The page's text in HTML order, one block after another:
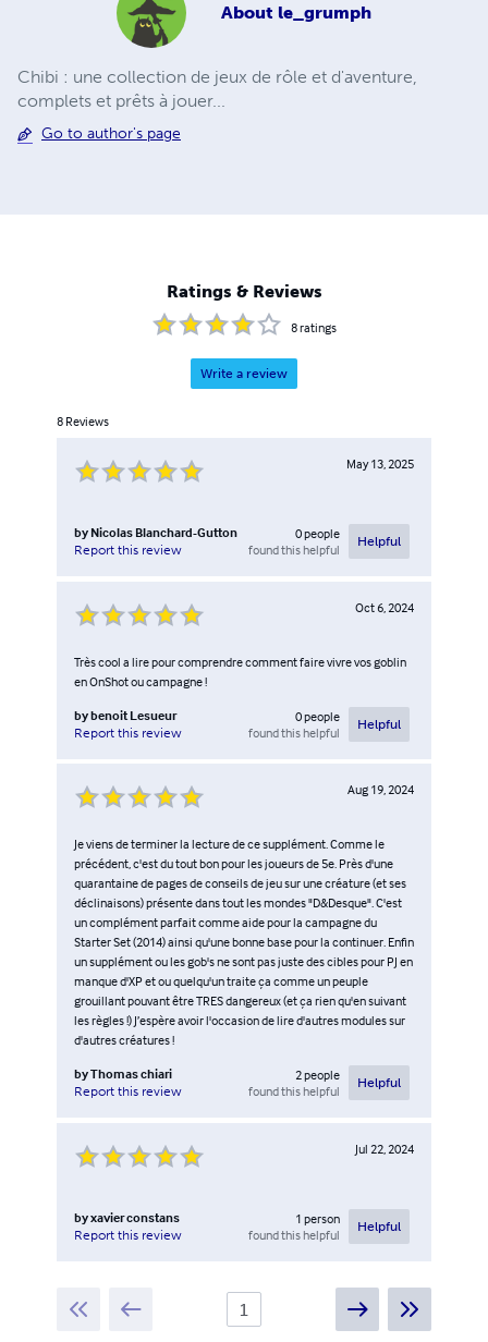
About le_grumph
Chibi : une collection de jeux de rôle et d'aventure,
complets et prêts à jouer...
Go to author's page
Ratings & Reviews
8ratings
Write a review
8 Reviews
May 13, 2025
by Nicolas Blanchard-Gutton
Report this review
0people
found this helpful
Helpful
Oct 6, 2024
Très cool a lire pour comprendre comment faire vivre vos goblin
en OnShot ou campagne !
bybenoit Lesueur
Report this review
0people
found this helpful
Helpful
Aug 19, 2024
Je viens de terminer la lecture de ce supplément. Comme le
précédent, c'est du tout bon pour les joueurs de 5e. Près d'une
quarantaine de pages de conseils de jeu sur une créature (et ses
déclinaisons) présente dans tout les mondes "D&Desque". C'est
un complément parfait comme aide pour la campagne du
Starter Set (2014) ainsi qu'une bonne base pour la continuer. Enfin
un supplément ou les gob's ne sont pas juste des cibles pour PJ en
manque d'XP et ou quelqu'un traite ça comme un peuple
grouillant pouvant être TRES dangereux (et ça rien qu'en suivant
les règles !) J’espère avoir l'occasion de lire d'autres modules sur
d'autres créatures !
byThomas chiari
Report this review
2people
found this helpful
Helpful
Jul 22, 2024
byxavier constans
Report this review
1 person
found this helpful
Helpful